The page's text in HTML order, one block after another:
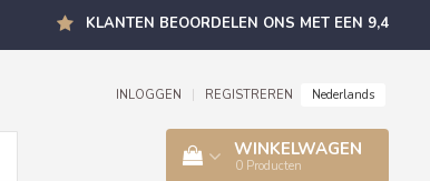
KLANTEN BEOORDELEN ONS MET EEN 9,4
INLOGGEN REGISTREREN Nederlands
WINKELWAGEN
0 Producten